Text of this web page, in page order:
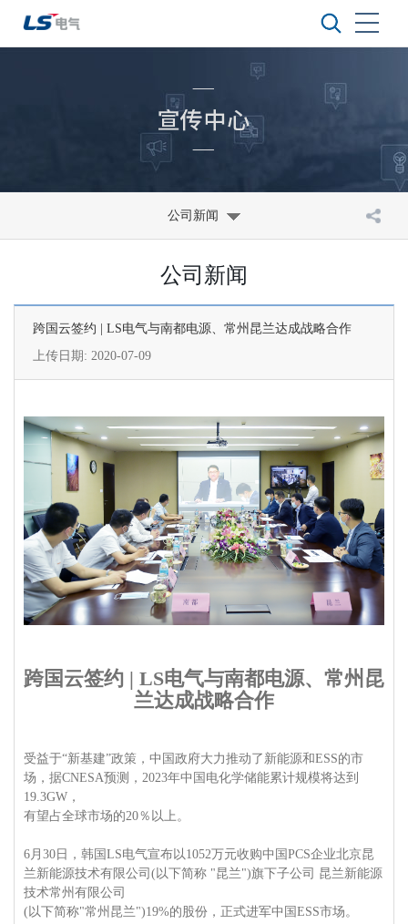
公司新闻
公司新闻
跨国云签约 | LS电气与南都电源、常州昆兰达成战略合作
上传日期: 2020-07-09
跨国云签约 | LS电气与南都电源、常州昆
兰达成战略合作
受益于“新基建”政策，中国政府大力推动了新能源和ESS的市
场，据CNESA预测，2023年中国电化学储能累计规模将达到
19.3GW，
有望占全球市场的20％以上。
6月30日，韩国LS电气宣布以1052万元收购中国PCS企业北京昆
兰新能源技术有限公司(以下简称 "昆兰")旗下子公司 昆兰新能源
技术常州有限公司
(以下简称"常州昆兰")19%的股份，正式进军中国ESS市场。